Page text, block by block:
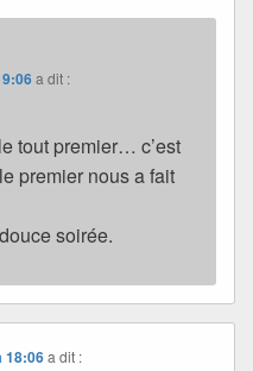
a dit :
tout premier… c’est
premier nous a fait
soirée.
18:06 a dit :